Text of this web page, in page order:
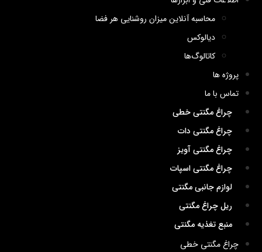
محاسبه آنلاین میزان روشنایی هر فضا
دیالوکس
کاتالوگ‌ها
پروژه ها
تماس با ما
چراغ مگنتی خطی
چراغ مگنتی دات
چراغ مگنتی آویز
چراغ مگنتی اسپات
لوازم جانبی مگنتی
ریل چراغ مگنتی
منبع تغذیه مگنتی
چراغ مگنتی خطی